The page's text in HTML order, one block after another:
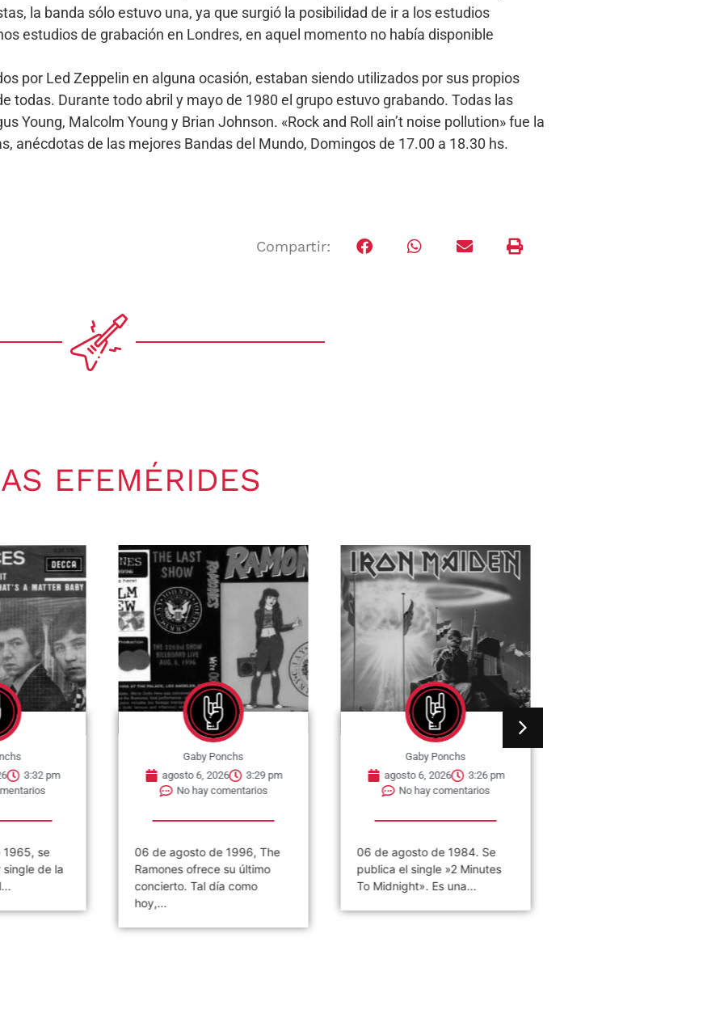
la banda sólo estuvo una, ya que surgió la posibilidad de ir a los estudios
estudios de grabación en Londres, en aquel momento no había disponible
por Led Zeppelin en alguna ocasión, estaban siendo utilizados por sus propios
todas. Durante todo abril y mayo de 1980 el grupo estuvo grabando. Todas las
Young, Malcolm Young y Brian Johnson. «Rock and Roll ain’t noise pollution» fue la
anécdotas de las mejores Bandas del Mundo, Domingos de 17.00 a 18.30 hs.
Compartir:
EFEMÉRIDES
3:32 pm
se
de la
Gaby Ponchs
agosto 6, 2026
3:29 pm
No hay comentarios
06 de agosto de 1996, The
Ramones ofrece su último
concierto. Tal día como
hoy,...
Gaby Ponchs
agosto 6, 2026
3:26 pm
No hay comentarios
06 de agosto de 1984. Se
publica el single »2 Minutes
To Midnight». Es una...